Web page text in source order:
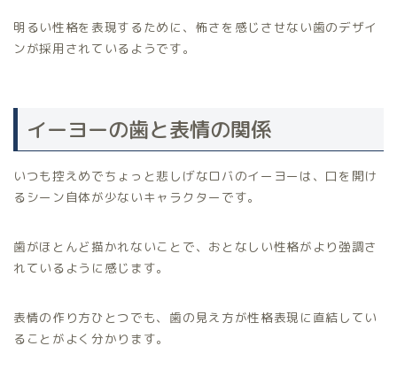
明るい性格を表現するために、怖さを感じさせない歯のデザイ
ンが採用されているようです。
イーヨーの歯と表情の関係
いつも控えめでちょっと悲しげなロバのイーヨーは、口を開け
るシーン自体が少ないキャラクターです。
歯がほとんど描かれないことで、おとなしい性格がより強調さ
れているように感じます。
表情の作り方ひとつでも、歯の見え方が性格表現に直結してい
ることがよく分かります。